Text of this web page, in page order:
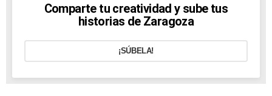
Comparte tu creatividad y sube tus
historias de Zaragoza
¡SÚBELA!